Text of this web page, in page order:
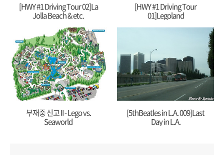
[HWY #1 Driving Tour 02]La
Jolla Beach & etc.
[HWY #1 Driving Tour
01]Legoland
부재중 신고 II - Lego vs.
Seaworld
[5thBeatles in L.A. 009]Last
Day in L.A.